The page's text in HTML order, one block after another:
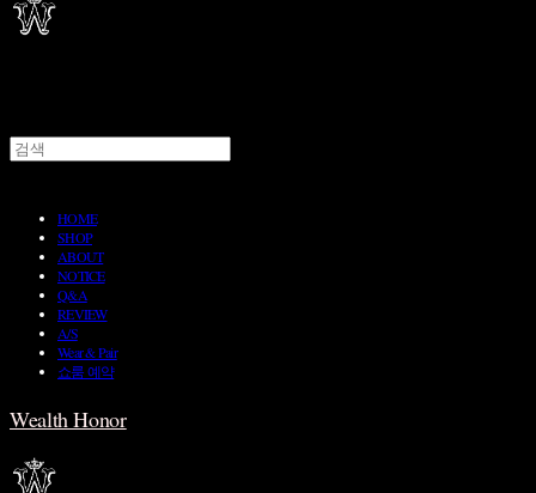
HOME
SHOP
ABOUT
NOTICE
Q&A
REVIEW
A/S
Wear & Pair
쇼룸 예약
Wealth Honor